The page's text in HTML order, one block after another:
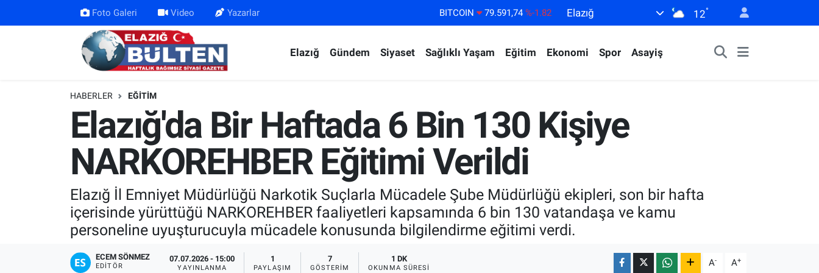
Foto Galeri Video Yazarlar BITCOIN 79.591,74 %-1.82
EURO
53,38690 %0.19
BİST100 14.598,00 %0
Elazığ 12°
Elazığ Gündem Siyaset Sağlıklı Yaşam Eğitim Ekonomi Spor Asayiş
HABERLER EĞITIM
Elazığ'da Bir Haftada 6 Bin 130 Kişiye
NARKOREHBER Eğitimi Verildi
Elazığ İl Emniyet Müdürlüğü Narkotik Suçlarla Mücadele Şube Müdürlüğü ekipleri, son bir hafta
içerisinde yürüttüğü NARKOREHBER faaliyetleri kapsamında 6 bin 130 vatandaşa ve kamu
personeline uyuşturucuyla mücadele konusunda bilgilendirme eğitimi verdi.
ECEM SÖNMEZ
EDITÖR
07.07.2026 - 15:00
YAYINLANMA
1
PAYLAŞIM
7
GÖSTERIM
1 DK
OKUNMA SÜRESI A- A+
Ekonomi
Gündem
Kültür-Sanat
Nöbetçi Eczaneler
Namaz Vakitleri
Trafik Durumu
Süper Lig Puan Durumu ve Fikstür
Tüm Manşetler
Son Dakika Haberleri
Haber Arşivi